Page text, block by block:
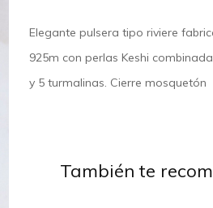
Elegante pulsera tipo riviere
925m con perlas Keshi
y 5 turmalinas. Cierre mosquetón
También te